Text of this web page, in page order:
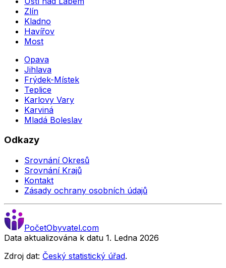
Zlín
Kladno
Havířov
Most
Opava
Jihlava
Frýdek-Místek
Teplice
Karlovy Vary
Karviná
Mladá Boleslav
Odkazy
Srovnání Okresů
Srovnání Krajů
Kontakt
Zásady ochrany osobních údajů
PočetObyvatel.com
Data aktualizována k datu 1. Ledna 2026
Zdroj dat: Český statistický úřad.